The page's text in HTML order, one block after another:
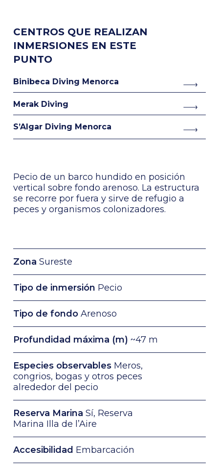
CENTROS QUE REALIZAN
INMERSIONES EN ESTE
PUNTO
Binibeca Diving Menorca
Merak Diving
S’Algar Diving Menorca
Pecio de un barco hundido en posición
vertical sobre fondo arenoso. La estructura
se recorre por fuera y sirve de refugio a
peces y organismos colonizadores.
Zona Sureste
Tipo de inmersión Pecio
Tipo de fondoArenoso
Profundidad máxima (m) ~47 m
Especies observables Meros,
congrios, bogas y otros peces
alrededor del pecio
Reserva Marina Sí, Reserva
Marina Illa de l’Aire
Accesibilidad Embarcación